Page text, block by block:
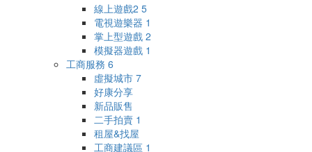
線上遊戲2 5
電視遊樂器 1
掌上型遊戲 2
模擬器遊戲 1
工商服務 6
虛擬城市 7
好康分享
新品販售
二手拍賣 1
租屋&找屋
工商建議區 1